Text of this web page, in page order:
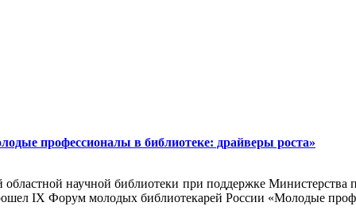
профессионалы в библиотеке: драйверы роста»
областной научной библиотеки при поддержке
IX Форум молодых библиотекарей России «Молодые